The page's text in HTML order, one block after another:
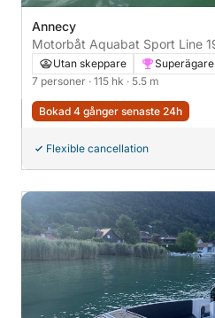
Annecy
Utan skeppare Superägare
7 personer · 115 hk · 5.5 m
Bokad 4 gånger senaste 24h
Flexible cancellation